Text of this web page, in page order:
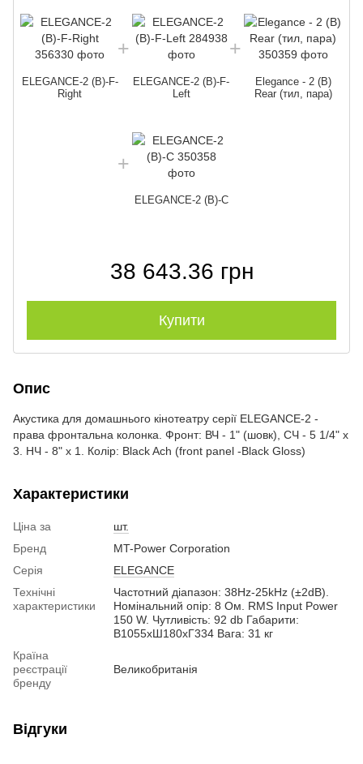
ELEGANCE-2 (B)-F-
Right
ELEGANCE-2 (B)-F-
Left
Elegance - 2 (B)
Rear (тил, пара)
ELEGANCE-2 (B)-C
38 643.36 грн
Купити
Опис
Акустика для домашнього кінотеатру серії ELEGANCE-2 -
права фронтальна колонка. Фронт: ВЧ - 1" (шовк), СЧ - 5 1/4" x
3. НЧ - 8" x 1. Колір: Black Ach (front panel -Black Gloss)
Характеристики
Ціна за
шт.
Бренд
MT-Power Corporation
Серія
ELEGANCE
Технічні
характеристики
Частотний діапазон: 38Hz-25kHz (±2dB).
Номінальний опір: 8 Ом. RMS Input Power
150 W. Чутливість: 92 db Габарити:
В1055xШ180xГ334 Вага: 31 кг
Країна
реєстрації
бренду
Великобританія
Відгуки